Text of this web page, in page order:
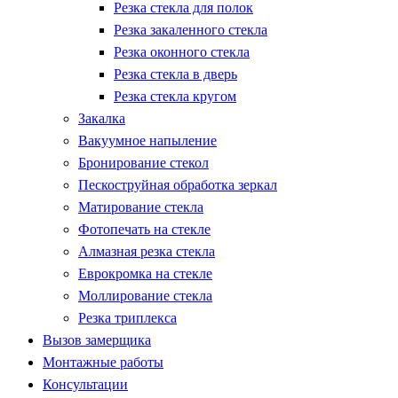
Резка стекла для полок
Резка закаленного стекла
Резка оконного стекла
Резка стекла в дверь
Резка стекла кругом
Закалка
Вакуумное напыление
Бронирование стекол
Пескоструйная обработка зеркал
Матирование стекла
Фотопечать на стекле
Алмазная резка стекла
Еврокромка на стекле
Моллирование стекла
Резка триплекса
Вызов замерщика
Монтажные работы
Консультации